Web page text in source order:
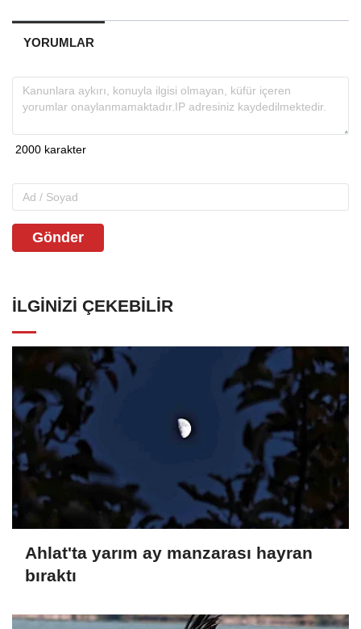
YORUMLAR
Gönder
İLGINIZI ÇEKEBILIR
Ahlat'ta yarım ay manzarası hayran
bıraktı